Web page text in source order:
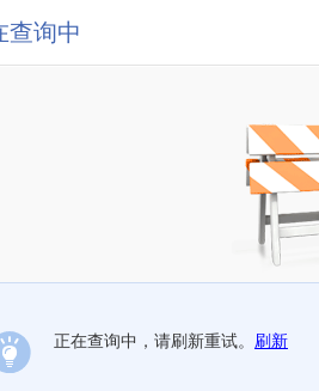
查询中
正在查询中，请刷新重试。 刷新